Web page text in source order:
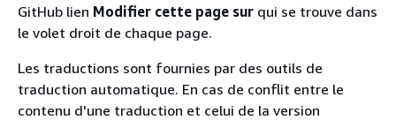
GitHub lien Modifier cette page sur qui se trouve dans
le volet droit de chaque page.
Les traductions sont fournies par des outils de
traduction automatique. En cas de conflit entre le
contenu d'une traduction et celui de la version